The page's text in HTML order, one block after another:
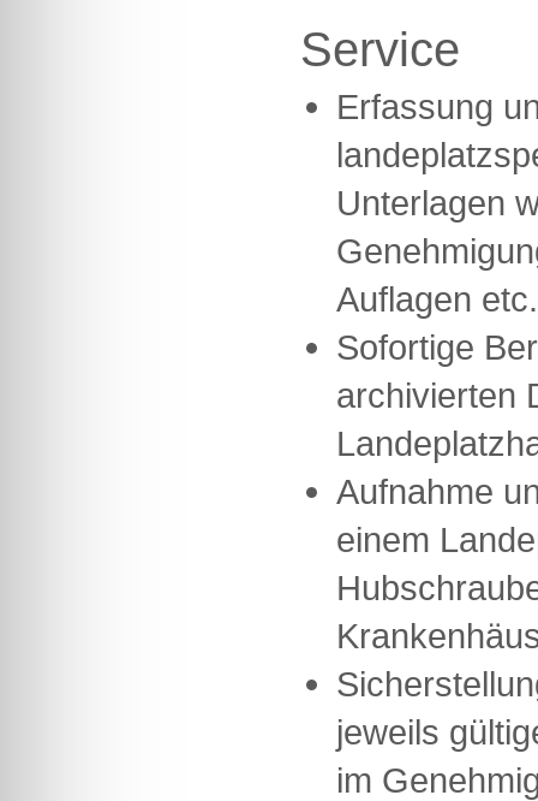
Service
Erfassung
Unterlagen
Auflagen etc.
Sofortige
archivierten
Aufnahme
einem
jeweils
im